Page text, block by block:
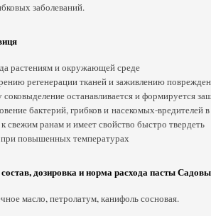
заболеваний.
растениям и окружающей среде
регенерации тканей и заживлению
останавливается и формируется
бактерий, грибков и насекомых-вредителей
свежим ранам и имеет свойство быстро твердеть
при повышенных температурах
дозировка и норма расхода пасты
масло, петролатум, канифоль сосновая.